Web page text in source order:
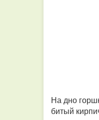
На дно
битый